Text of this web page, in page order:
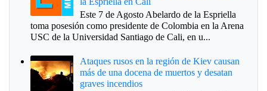
Este 7 de Agosto Abelardo de la Espriella
toma posesión como presidente de Colombia en la Arena
USC de la Universidad Santiago de Cali, en u...
Ataques rusos en la región de Kiev causan
más de una docena de muertos y desatan
graves incendios